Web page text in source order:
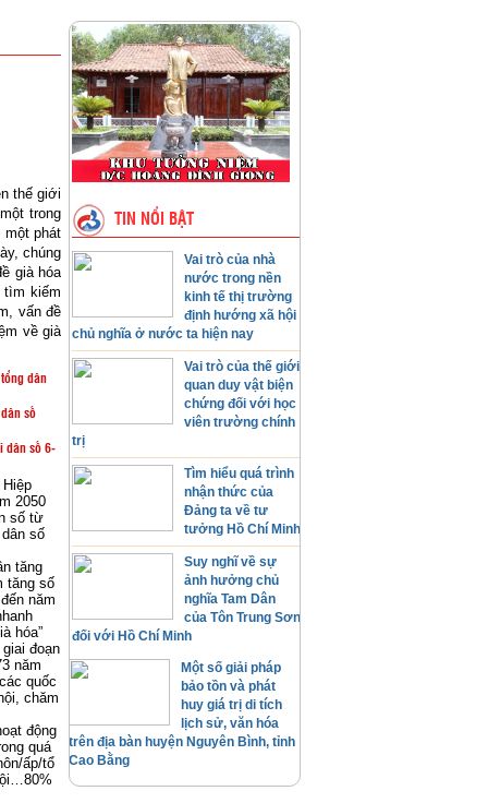
thế giới
trong
phát
chúng
già hóa
tìm kiếm
vấn đề
về già
dân
số
dân số 6­
2050
số từ
số
tăng
tăng số
năm
hóa”
đoạn
năm
quốc
chăm
động
quá
ấp/tổ
TIN NỔI BẬT
Vai trò của nhà
nước trong nền
kinh tế thị trường
định hướng xã hội
chủ nghĩa ở nước ta hiện nay
Vai trò của thế giới
quan duy vật biện
chứng đối với học
viên trường chính
trị
Tìm hiểu quá trình
nhận thức của
Đảng ta về tư
tưởng Hồ Chí Minh
Suy nghĩ về sự
ảnh hưởng chủ
nghĩa Tam Dân
của Tôn Trung Sơn
đối với Hồ Chí Minh
Một số giải pháp
bảo tồn và phát
huy giá trị di tích
lịch sử, văn hóa
trên địa bàn huyện Nguyên Bình, tỉnh
Cao Bằng